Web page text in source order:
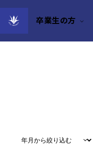
卒業生の方
News